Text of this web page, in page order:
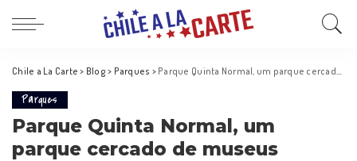
Chile a La Carte > Blog > Parques > Parque Quinta Normal, um parque cercado de museus
Parques
Parque Quinta Normal, um
parque cercado de museus